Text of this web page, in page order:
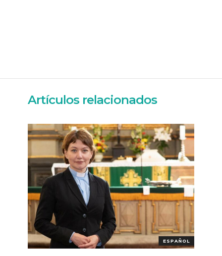
Artículos relacionados
ESPAÑOL